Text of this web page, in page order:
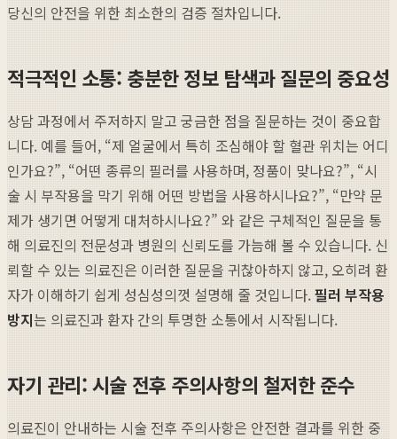
당신의 안전을 위한 최소한의 검증 절차입니다.
적극적인 소통: 충분한 정보 탐색과 질문의 중요성
상담 과정에서 주저하지 말고 궁금한 점을 질문하는 것이 중요합
니다. 예를 들어, “제 얼굴에서 특히 조심해야 할 혈관 위치는 어디
인가요?”, “어떤 종류의 필러를 사용하며, 정품이 맞나요?”, “시
술 시 부작용을 막기 위해 어떤 방법을 사용하시나요?”, “만약 문
제가 생기면 어떻게 대처하시나요?” 와 같은 구체적인 질문을 통
해 의료진의 전문성과 병원의 신뢰도를 가늠해 볼 수 있습니다. 신
뢰할 수 있는 의료진은 이러한 질문을 귀찮아하지 않고, 오히려 환
자가 이해하기 쉽게 성심성의껏 설명해 줄 것입니다.필러 부작용
방지는 의료진과 환자 간의 투명한 소통에서 시작됩니다.
자기 관리: 시술 전후 주의사항의 철저한 준수
의료진이 안내하는 시술 전후 주의사항은 안전한 결과를 위한 중